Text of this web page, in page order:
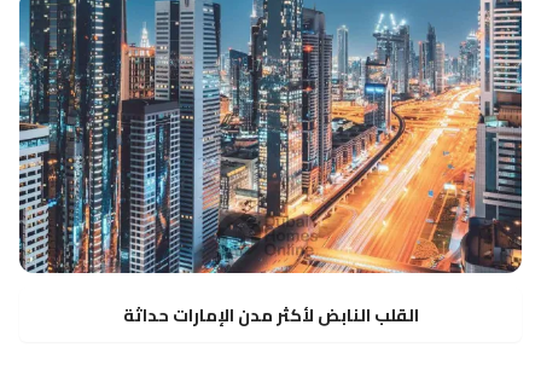
القلب النابض لأكثر مدن الإمارات حداثة